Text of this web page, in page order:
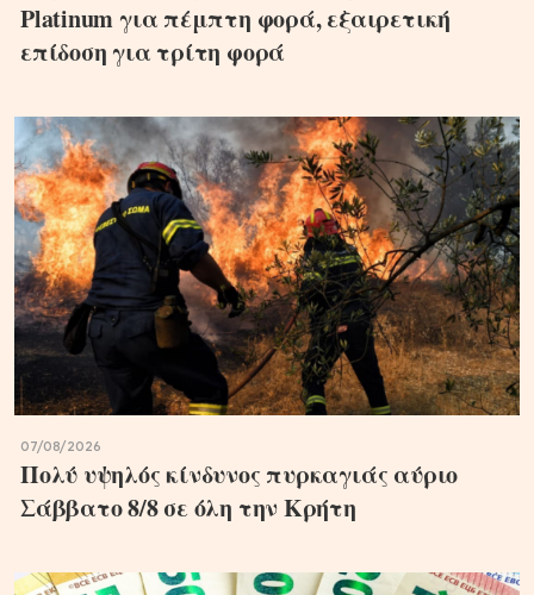
Platinum για πέμπτη φορά, εξαιρετική
επίδοση για τρίτη φορά
07/08/2026
Πολύ υψηλός κίνδυνος πυρκαγιάς αύριο
Σάββατο 8/8 σε όλη την Κρήτη